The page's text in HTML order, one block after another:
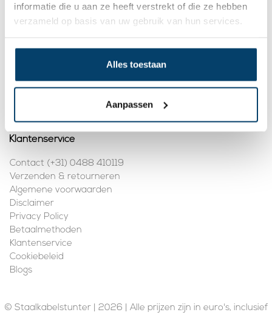
informatie die u aan ze heeft verstrekt of die ze hebben
verzameld op basis van uw gebruik van hun services.
Alles toestaan
Aanpassen
KVK nummer:
78463092
BTW nummer:
Registreren
Klantenservice
Contact (+31) 0488 410119
Verzenden & retourneren
Algemene voorwaarden
Disclaimer
Privacy Policy
Betaalmethoden
Klantenservice
Cookiebeleid
Blogs
© Staalkabelstunter | 2026 | Alle prijzen zijn in euro's, inclusief